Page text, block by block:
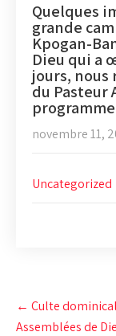
Quelques
grande
Kpogan-
Dieu qui a
jours, nous
du Pasteur
novembre 11,
Uncategorized
Post
navigation
← Culte
Assemblées de